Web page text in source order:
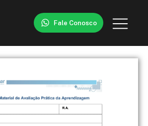
Fale Conosco